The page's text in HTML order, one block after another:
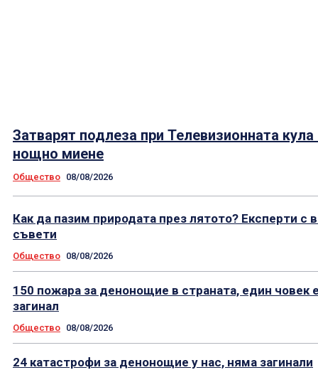
Затварят подлеза при Телевизионната кула
нощно миене
Общество 08/08/2026
Как да пазим природата през лятото? Експерти с
съвети
Общество 08/08/2026
150 пожара за денонощие в страната, един човек
загинал
Общество 08/08/2026
24 катастрофи за денонощие у нас, няма загинали